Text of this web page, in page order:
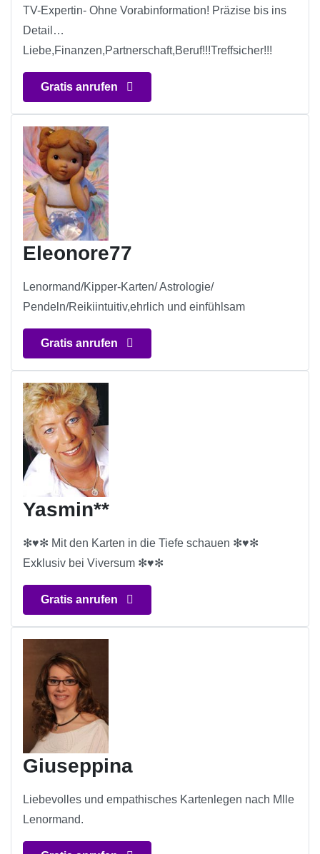
TV-Expertin- Ohne Vorabinformation! Präzise bis ins
Detail…
Liebe,Finanzen,Partnerschaft,Beruf!!!Treffsicher!!!
Gratis anrufen
Eleonore77
Lenormand/Kipper-Karten/ Astrologie/
Pendeln/Reikiintuitiv,ehrlich und einfühlsam
Gratis anrufen
Yasmin**
✻♥✻ Mit den Karten in die Tiefe schauen ✻♥✻
Exklusiv bei Viversum ✻♥✻
Gratis anrufen
Giuseppina
Liebevolles und empathisches Kartenlegen nach Mlle
Lenormand.